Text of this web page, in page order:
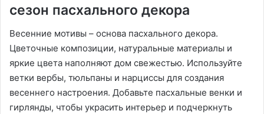
сезон пасхального декора
Весенние мотивы – основа пасхального декора.
Цветочные композиции, натуральные материалы и
яркие цвета наполняют дом свежестью. Используйте
ветки вербы, тюльпаны и нарциссы для создания
весеннего настроения. Добавьте пасхальные венки и
гирлянды, чтобы украсить интерьер и подчеркнуть